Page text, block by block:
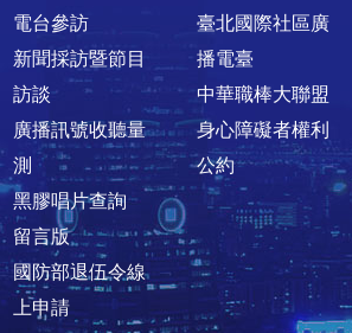
電台參訪
新聞採訪暨節目
訪談
廣播訊號收聽量
測
黑膠唱片查詢
留言版
國防部退伍令線
上申請
臺北國際社區廣
播電臺
中華職棒大聯盟
身心障礙者權利
公約